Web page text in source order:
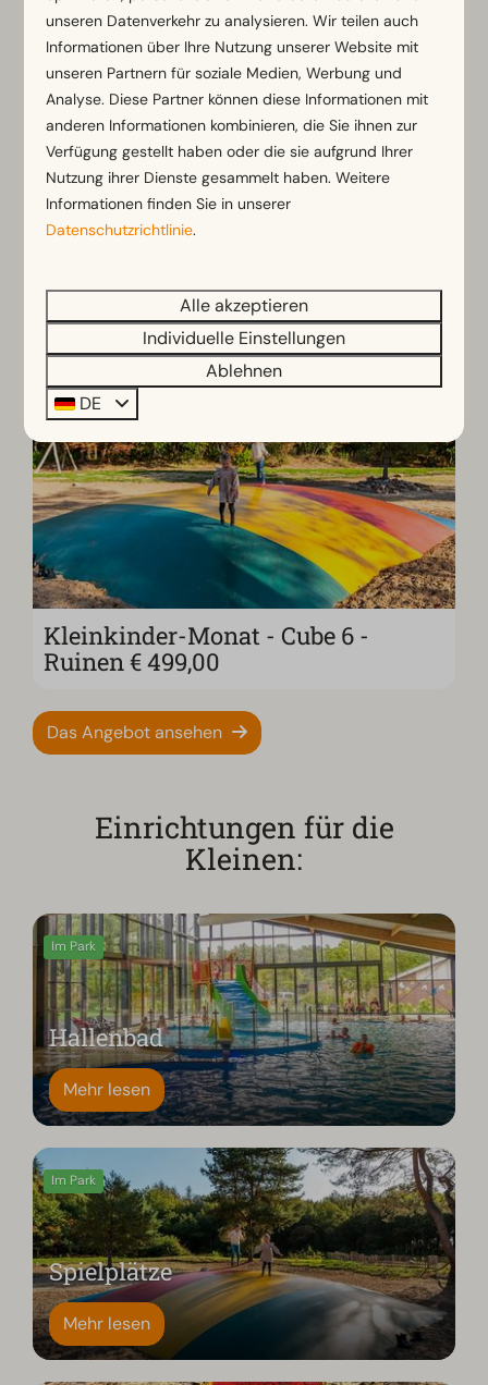
Mittwoch| Lust auf eine sportliche
Herausforderung? Schlage heute einen Ball bei
einer lustigen Runde Minigolf im Park!
🎨 Donnerstag
| Nimm am Vormittag am
Malwettbewerb im Restaurant teil und gewinne
ein tolles Yuki-Paket!
🧸Freitag| Bevor es wieder nach Hause geht,
haben die Kinder noch Zeit, in der Indoor-
Ausmalbild zu gestalten.
Kleinkinder-Monat - Cube 6 -
Ruinen € 499,00
Das Angebot ansehen
Einrichtungen für die
Kleinen:
Im Park
Hallenbad
Mehr lesen
Im Park
Spielplätze
Mehr lesen
unseren Datenverkehr zu analysieren. Wir teilen auch
Informationen über Ihre Nutzung unserer Website mit
unseren Partnern für soziale Medien, Werbung und
Analyse. Diese Partner können diese Informationen mit
anderen Informationen kombinieren, die Sie ihnen zur
Verfügung gestellt haben oder die sie aufgrund Ihrer
Nutzung ihrer Dienste gesammelt haben. Weitere
Informationen finden Sie in unserer
Datenschutzrichtlinie.
Alle akzeptieren
Individuelle Einstellungen
Ablehnen
DE